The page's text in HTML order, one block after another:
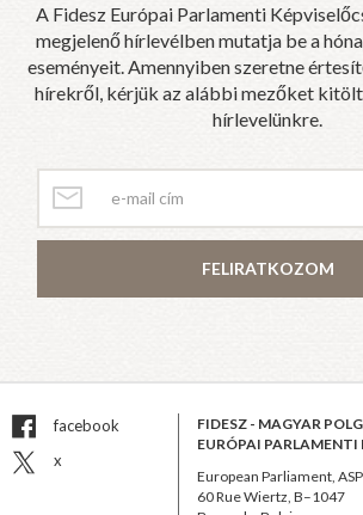
A Fidesz Európai Parlamenti
megjelenő hírlevélben mutatja be a
eseményeit. Amennyiben szeretne
hírekről, kérjük az alábbi mezőket
hírlevelünkre.
FELIRATKOZOM
facebook
x
FIDESZ - MAGYAR
EURÓPAI PARLAMENTI
European Parliament,
60 Rue Wiertz, B–1047